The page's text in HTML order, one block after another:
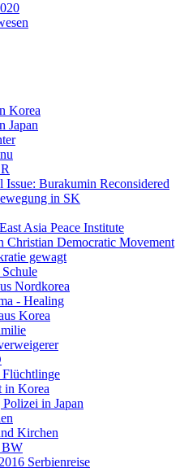
Korea
Japan
Issue: Burakumin Reconsidered
in SK
Asia Peace Institute
Christian Democratic Movement
gewagt
Nordkorea
- Healing
Korea
in Korea
in Japan
Kirchen
2016 Serbienreise